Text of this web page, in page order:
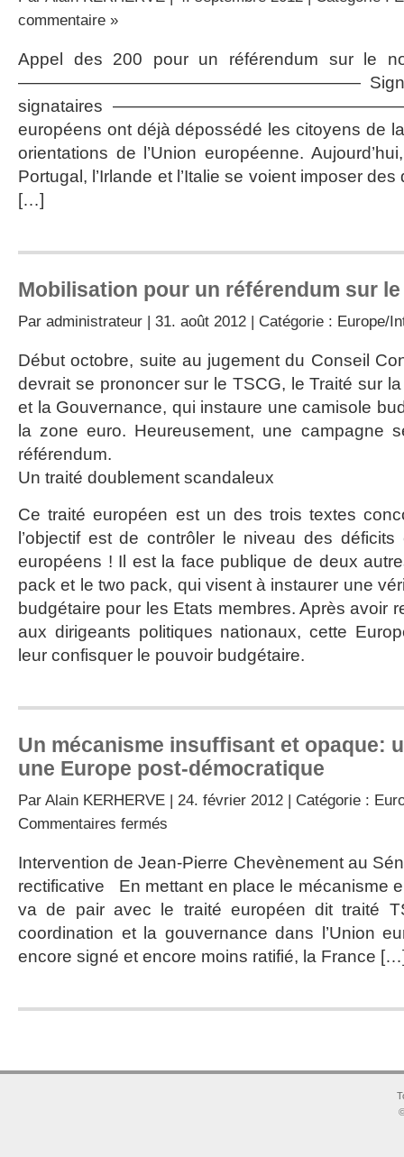
commentaire »
Appel des 200 pour un référendum sur le
———————————————————— Signer
signataires
européens ont déjà dépossédé les citoyens de
orientations de l’Union européenne.
Portugal, l’Irlande et l’Italie se voient imposer
[…]
Mobilisation pour un référendum sur le
Par administrateur | 31. août 2012 | Catégorie : Europe/
Début octobre, suite au jugement du Conseil
devrait se prononcer sur le TSCG, le Traité sur
et la Gouvernance, qui instaure une camisole
la zone euro. Heureusement, une campagne
référendum.
Un traité doublement scandaleux
Ce traité européen est un des trois textes
l’objectif est de contrôler le niveau des
européens ! Il est la face publique de deux
pack et le two pack, qui visent à instaurer une
budgétaire pour les Etats membres. Après avoir
aux dirigeants politiques nationaux, cette
leur confisquer le pouvoir budgétaire.
Un mécanisme insuffisant et opaque:
une Europe post-démocratique
Par Alain KERHERVE | 24. février 2012 | Catégorie :
Commentaires fermés
insuffisant
et
un
pas
plus
Europe
Intervention de Jean-Pierre Chevènement au
rectificative En mettant en place le mécanisme
va de pair avec le traité européen dit traité
coordination et la gouvernance dans l’Union
encore signé et encore moins ratifié, la France